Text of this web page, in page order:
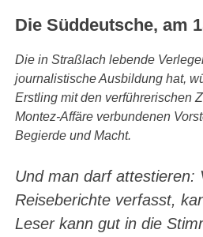
Die Süddeutsche, am
Die in Straßlach lebende
journalistische Ausbildung hat,
Erstling mit den verführerischen
Montez-Affäre verbundenen
Begierde und Macht.
Und man darf attestieren:
Reiseberichte verfasst,
Leser kann gut in die